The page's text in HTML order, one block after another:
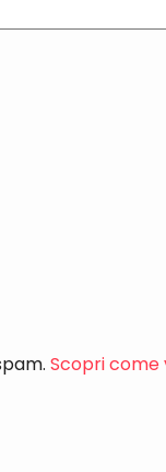
Scopri come